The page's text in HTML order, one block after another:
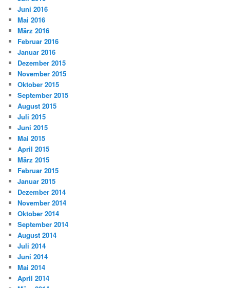
Juni 2016
Mai 2016
März 2016
Februar 2016
Januar 2016
Dezember 2015
November 2015
Oktober 2015
September 2015
August 2015
Juli 2015
Juni 2015
Mai 2015
April 2015
März 2015
Februar 2015
Januar 2015
Dezember 2014
November 2014
Oktober 2014
September 2014
August 2014
Juli 2014
Juni 2014
Mai 2014
April 2014